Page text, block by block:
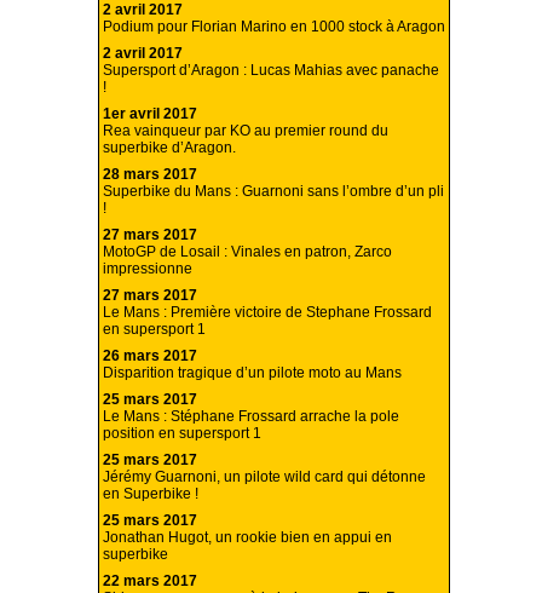
2 avril 2017
Podium pour Florian Marino en 1000 stock à Aragon
2 avril 2017
Supersport d’Aragon : Lucas Mahias avec panache
!
1er avril 2017
Rea vainqueur par KO au premier round du
superbike d’Aragon.
28 mars 2017
Superbike du Mans : Guarnoni sans l’ombre d’un pli
!
27 mars 2017
MotoGP de Losail : Vinales en patron, Zarco
impressionne
27 mars 2017
Le Mans : Première victoire de Stephane Frossard
en supersport 1
26 mars 2017
Disparition tragique d’un pilote moto au Mans
25 mars 2017
Le Mans : Stéphane Frossard arrache la pole
position en supersport 1
25 mars 2017
Jérémy Guarnoni, un pilote wild card qui détonne
en Superbike !
25 mars 2017
Jonathan Hugot, un rookie bien en appui en
superbike
22 mars 2017